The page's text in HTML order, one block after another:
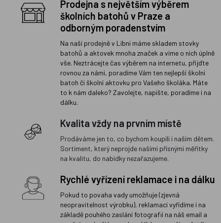
Prodejna s největším výběrem
školních batohů v Praze a
odborným poradenstvím
Na naší prodejně v Libni máme skladem stovky
batohů a aktovek mnoha značek a víme o nich úplně
vše. Neztrácejte čas výběrem na internetu, přijďte
rovnou za námi, poradíme Vám ten nejlepší školní
batoh či školní aktovku pro Vašeho školáka. Máte
to k nám daleko? Zavolejte, napište, poradíme i na
dálku.
Kvalita vždy na prvním místě
Prodáváme jen to, co bychom koupili i našim dětem.
Sortiment, který neprojde našimi přísnými měřítky
na kvalitu, do nabídky nezařazujeme.
Rychlé vyřízení reklamace i na dálku
Pokud to povaha vady umožňuje (zjevná
neopravitelnost výrobku), reklamaci vyřídíme i na
základě pouhého zaslání fotografií na náš email a